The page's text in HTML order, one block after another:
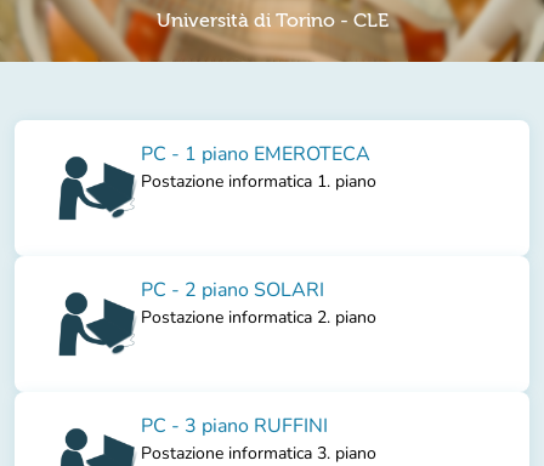
Università di Torino - CLE
PC - 1 piano EMEROTECA
Postazione informatica 1. piano
PC - 2 piano SOLARI
Postazione informatica 2. piano
PC - 3 piano RUFFINI
Postazione informatica 3. piano